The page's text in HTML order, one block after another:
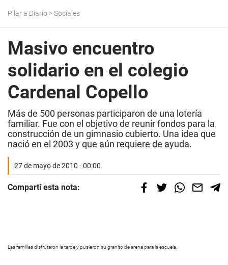
Pilar a Diario >Sociales
Masivo encuentro
solidario en el colegio
Cardenal Copello
Más de 500 personas participaron de una lotería
familiar. Fue con el objetivo de reunir fondos para la
construcción de un gimnasio cubierto. Una idea que
nació en el 2003 y que aún requiere de ayuda.
27 de mayo de 2010 - 00:00
Compartí esta nota:
Las familias disfrutaron latarde y pusieron su granitode arena para la escuela.